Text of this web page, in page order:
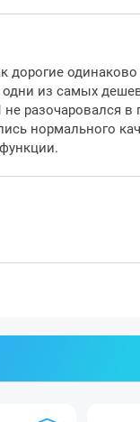
амбушури
змінюватися
дорогие одинаково
одни из самых
разочаровался в
нормального